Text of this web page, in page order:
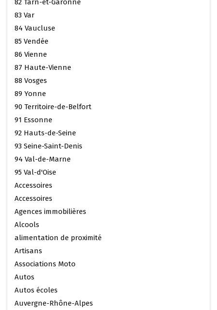
82 Tarn-et-Garonne
83 Var
84 Vaucluse
85 Vendée
86 Vienne
87 Haute-Vienne
88 Vosges
89 Yonne
90 Territoire-de-Belfort
91 Essonne
92 Hauts-de-Seine
93 Seine-Saint-Denis
94 Val-de-Marne
95 Val-d'Oise
Accessoires
Accessoires
Agences immobilières
Alcools
alimentation de proximité
Artisans
Associations Moto
Autos
Autos écoles
Auvergne-Rhône-Alpes